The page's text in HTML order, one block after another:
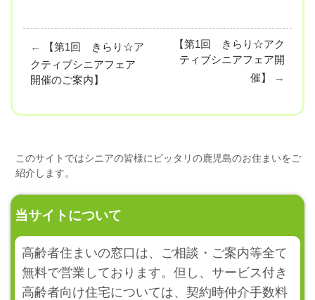
←
【第1回 きらり☆ア
クティブシニアフェア
開催のご案内】
【第1回 きらり☆アク
ティブシニアフェア開
催】
→
このサイトではシニアの皆様にピッタリの鹿児島のお住まいをご
紹介します。
当サイトについて
高齢者住まいの窓口は、ご相談・ご案内等全て
無料で営業しております。但し、サービス付き
高齢者向け住宅については、契約時仲介手数料